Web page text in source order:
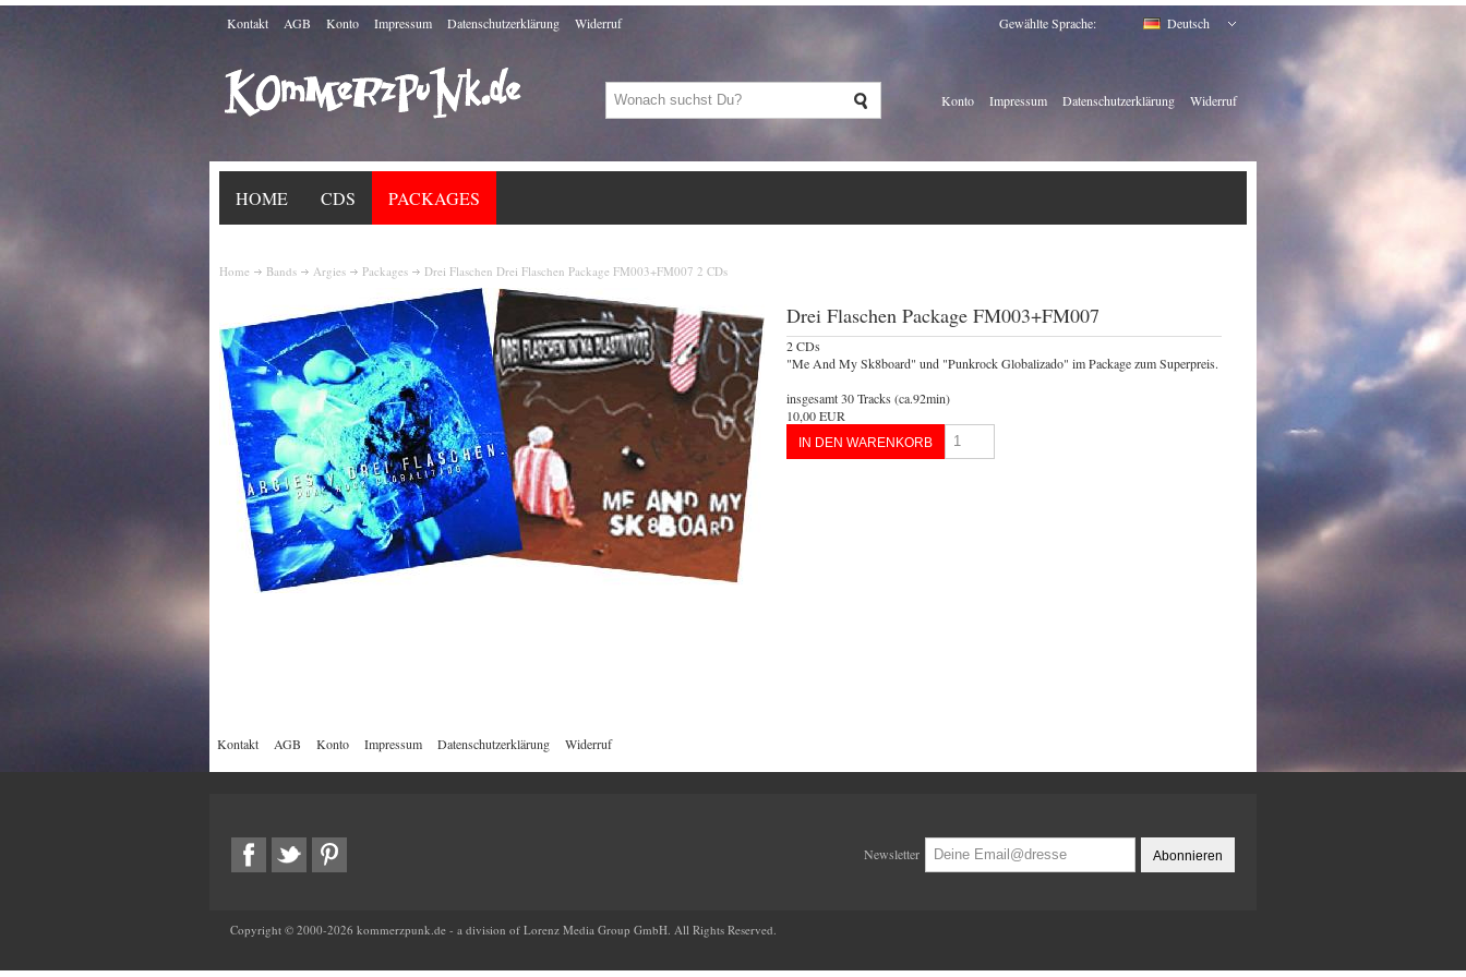
Kontakt AGB Konto Impressum Datenschutzerklärung Widerruf Gewählte Sprache: Deutsch
Konto Impressum Datenschutzerklärung Widerruf
HOME CDS PACKAGES
Home Bands Argies Packages Drei Flaschen Drei Flaschen Package FM003+FM007 2 CDs
Drei Flaschen Package FM003+FM007
2 CDs
"Me And My Sk8board" und "Punkrock Globalizado" im Package zum Superpreis.
insgesamt 30 Tracks (ca.92min)
10,00 EUR
Kontakt AGB Konto Impressum Datenschutzerklärung Widerruf
Newsletter
Copyright © 2000-2026 kommerzpunk.de - a division of Lorenz Media Group GmbH. All Rights Reserved.